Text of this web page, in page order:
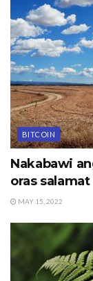
BITCOIN
Nakabawi
oras
MAY 15, 2022